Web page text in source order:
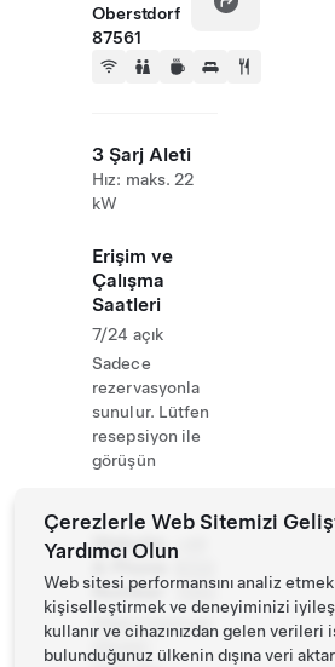
Oberstdorf
87561
3 Şarj Aleti
Hız: maks. 22
kW
Erişim ve
Çalışma
Saatleri
7/24 açık
Sadece
rezervasyonla
sunulur. Lütfen
resepsiyon ile
görüşün
Website
Number
+49
7060
https://www.pa
rkhotel-
Çerezlerle Web Sitemizi
Yardımcı Olun
Web sitesi performansını analiz
kişiselleştirmek ve deneyiminizi
kullanır ve cihazınızdan gelen verileri
bulunduğunuz ülkenin dışına veri